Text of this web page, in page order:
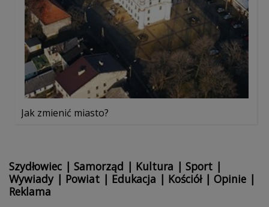
Jak zmienić miasto?
Szydłowiec | Samorząd | Kultura | Sport |
Wywiady| Powiat | Edukacja | Kościół| Opinie |
Reklama